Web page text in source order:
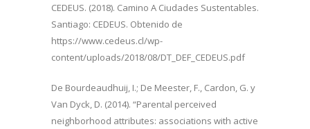
CEDEUS. (2018). Camino A Ciudades Sustentables.
Santiago: CEDEUS. Obtenido de
https://www.cedeus.cl/wp-
content/uploads/2018/08/DT_DEF_CEDEUS.pdf
De Bourdeaudhuij, I.; De Meester, F., Cardon, G. y
Van Dyck, D. (2014). “Parental perceived
neighborhood attributes: associations with active